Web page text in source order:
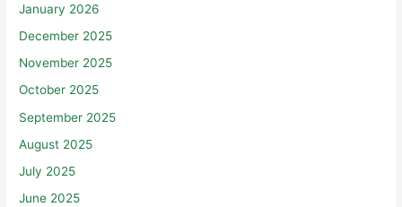
January 2026
December 2025
November 2025
October 2025
September 2025
August 2025
July 2025
June 2025